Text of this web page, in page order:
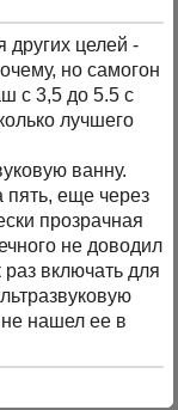
целей -
но самогон
с 3,5 до 5.5 с
лучшего
ванну.
пять, еще через
прозрачная
не доводил
включать для
нашел ее в